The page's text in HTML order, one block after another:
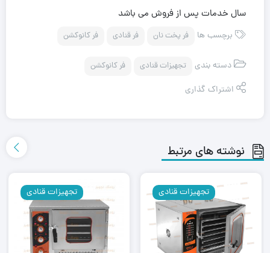
سال خدمات پس از فروش می باشد
برچسب ها فر پخت نان فر قنادی فر کانوکشن
دسته بندی تجهیزات قنادی فر کانوکشن
اشتراک گذاری
نوشته های مرتبط
تجهیزات قنادی تجهیزات قنادی